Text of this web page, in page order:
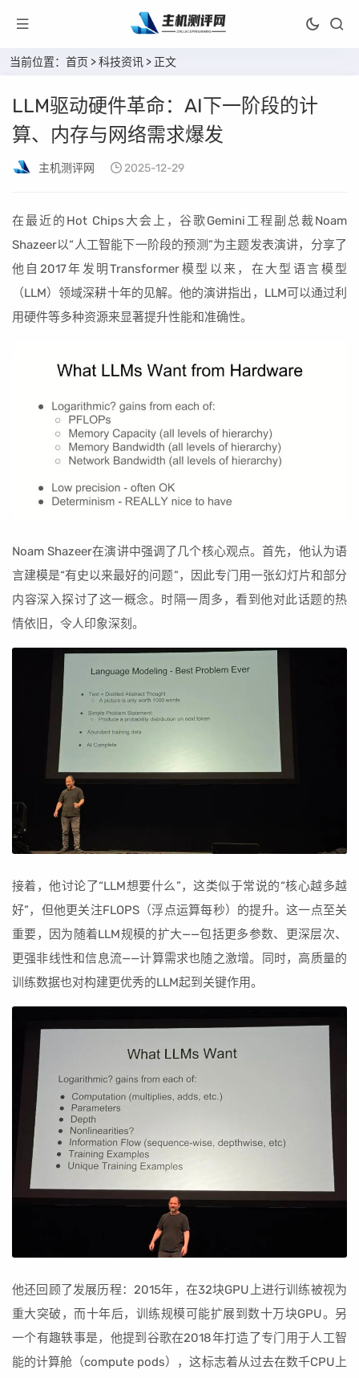
当前位置： 首页 >科技资讯 > 正文
LLM驱动硬件革命：AI下一阶段的计
算、内存与网络需求爆发
主机测评网 2025-12-29
在最近的Hot Chips大会上，谷歌Gemini工程副总裁Noam
Shazeer以“人工智能下一阶段的预测”为主题发表演讲，分享了
他自2017年发明Transformer模型以来，在大型语言模型
（LLM）领域深耕十年的见解。他的演讲指出，LLM可以通过利
用硬件等多种资源来显著提升性能和准确性。
Noam Shazeer在演讲中强调了几个核心观点。首先，他认为语
言建模是“有史以来最好的问题”，因此专门用一张幻灯片和部分
内容深入探讨了这一概念。时隔一周多，看到他对此话题的热
情依旧，令人印象深刻。
接着，他讨论了“LLM想要什么”，这类似于常说的“核心越多越
好”，但他更关注FLOPS（浮点运算每秒）的提升。这一点至关
重要，因为随着LLM规模的扩大——包括更多参数、更深层次、
更强非线性和信息流——计算需求也随之激增。同时，高质量的
训练数据也对构建更优秀的LLM起到关键作用。
他还回顾了发展历程：2015年，在32块GPU上进行训练被视为
重大突破，而十年后，训练规模可能扩展到数十万块GPU。另
一个有趣轶事是，他提到谷歌在2018年打造了专门用于人工智
能的计算舱（compute pods），这标志着从过去在数千CPU上